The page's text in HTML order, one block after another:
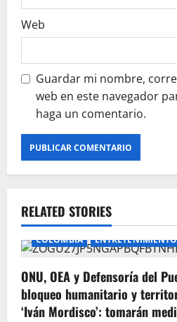
Web
Guardar mi nombre,
web en este navegador
haga un comentario.
RELATED STORIES
COLOMBIA ENTRETENIMIENTO
ONU, OEA y Defensoría del
bloqueo humanitario y
‘Iván Mordisco’: tomarán